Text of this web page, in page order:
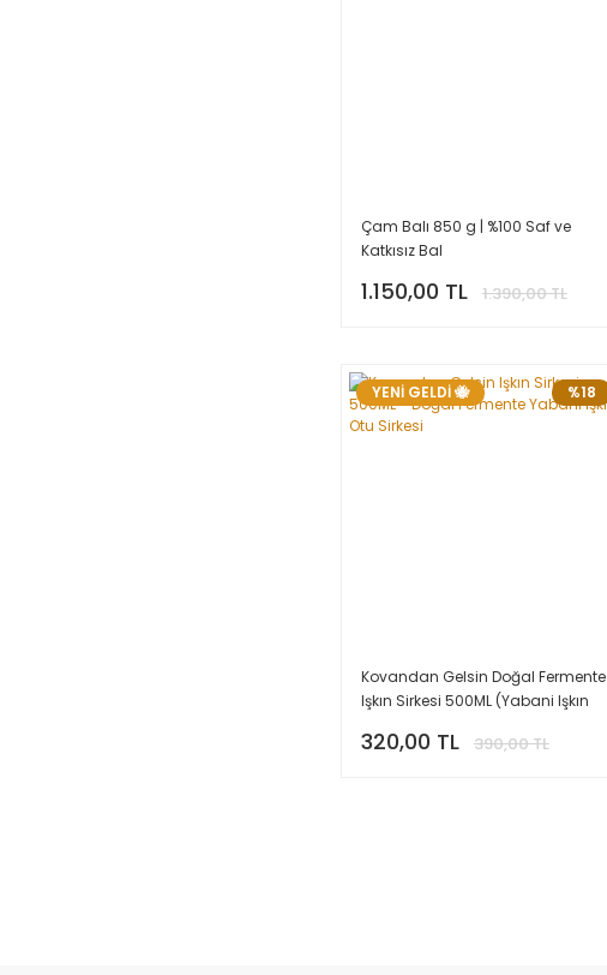
Çam Balı 850 g | %100 Saf ve
Katkısız Bal
1.150,00 TL 1.390,00 TL
%18
YENİ GELDİ 🐝
Kovandan Gelsin Doğal Fermente
Işkın Sirkesi 500ML (Yabani Işkın
320,00 TL 390,00 TL